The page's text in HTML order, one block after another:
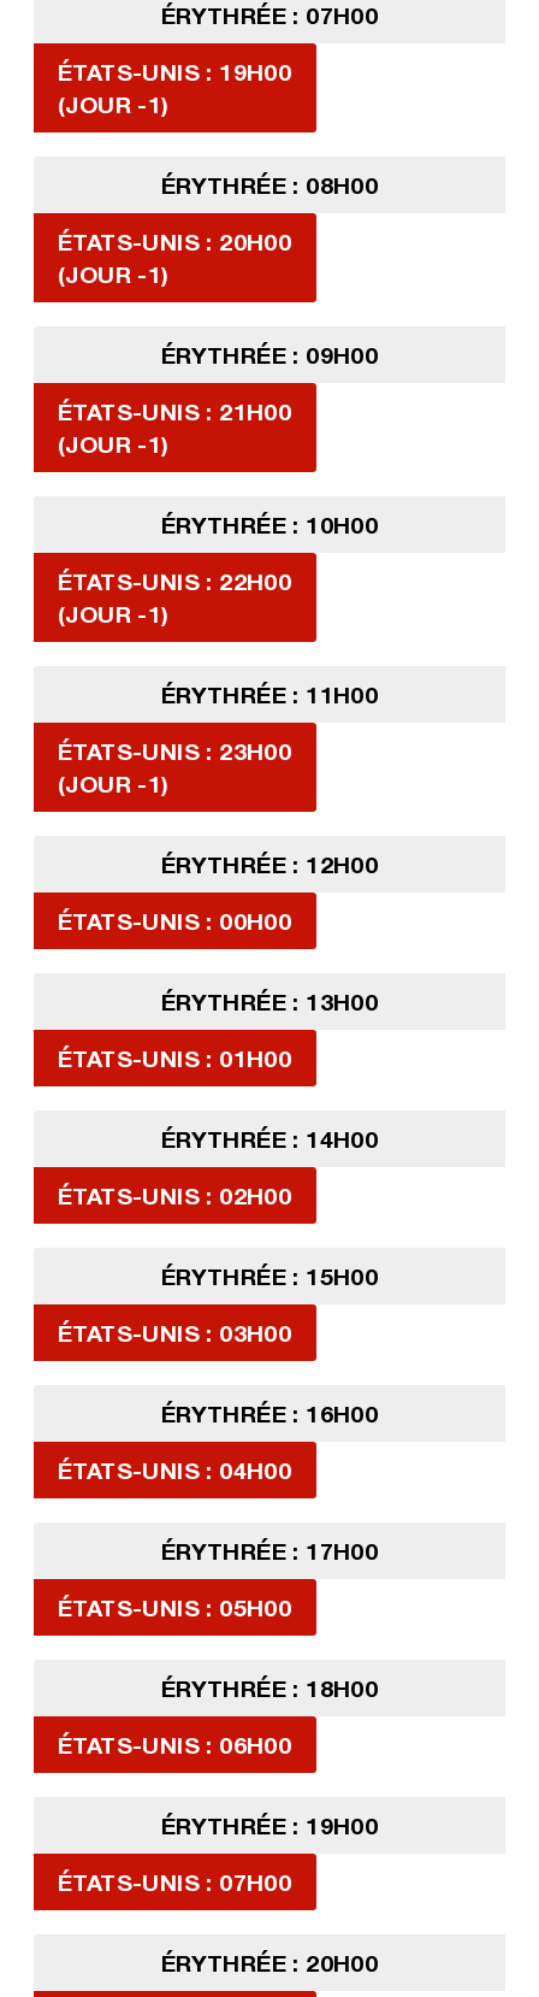
ÉRYTHRÉE : 07H00
ÉTATS-UNIS : 19H00
(JOUR -1)
ÉRYTHRÉE : 08H00
ÉTATS-UNIS : 20H00
(JOUR -1)
ÉRYTHRÉE : 09H00
ÉTATS-UNIS : 21H00
(JOUR -1)
ÉRYTHRÉE : 10H00
ÉTATS-UNIS : 22H00
(JOUR -1)
ÉRYTHRÉE : 11H00
ÉTATS-UNIS : 23H00
(JOUR -1)
ÉRYTHRÉE : 12H00
ÉTATS-UNIS : 00H00
ÉRYTHRÉE : 13H00
ÉTATS-UNIS : 01H00
ÉRYTHRÉE : 14H00
ÉTATS-UNIS : 02H00
ÉRYTHRÉE : 15H00
ÉTATS-UNIS : 03H00
ÉRYTHRÉE : 16H00
ÉTATS-UNIS : 04H00
ÉRYTHRÉE : 17H00
ÉTATS-UNIS : 05H00
ÉRYTHRÉE : 18H00
ÉTATS-UNIS : 06H00
ÉRYTHRÉE : 19H00
ÉTATS-UNIS : 07H00
ÉRYTHRÉE : 20H00